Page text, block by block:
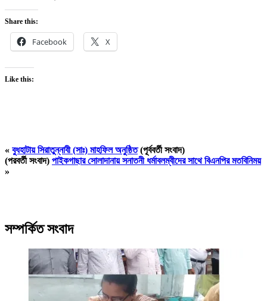
Share this:
Facebook X
Like this:
« বুধহাটায় সিরাতুন্নাবী (সাঃ) মাহফিল অনুষ্ঠিত(পূর্ববর্তী সংবাদ)
(পরবর্তী সংবাদ) পাইকগাছার সোলাদানায় সনাতনী ধর্মাবলম্বীদের সাথে বিএনপির মতবিনিময়
»
সম্পর্কিত সংবাদ